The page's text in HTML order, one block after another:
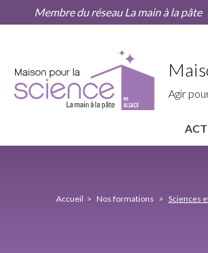
SciencesMembre du réseau La main à la pâte
Agir
Accueil Nos formations Sciences